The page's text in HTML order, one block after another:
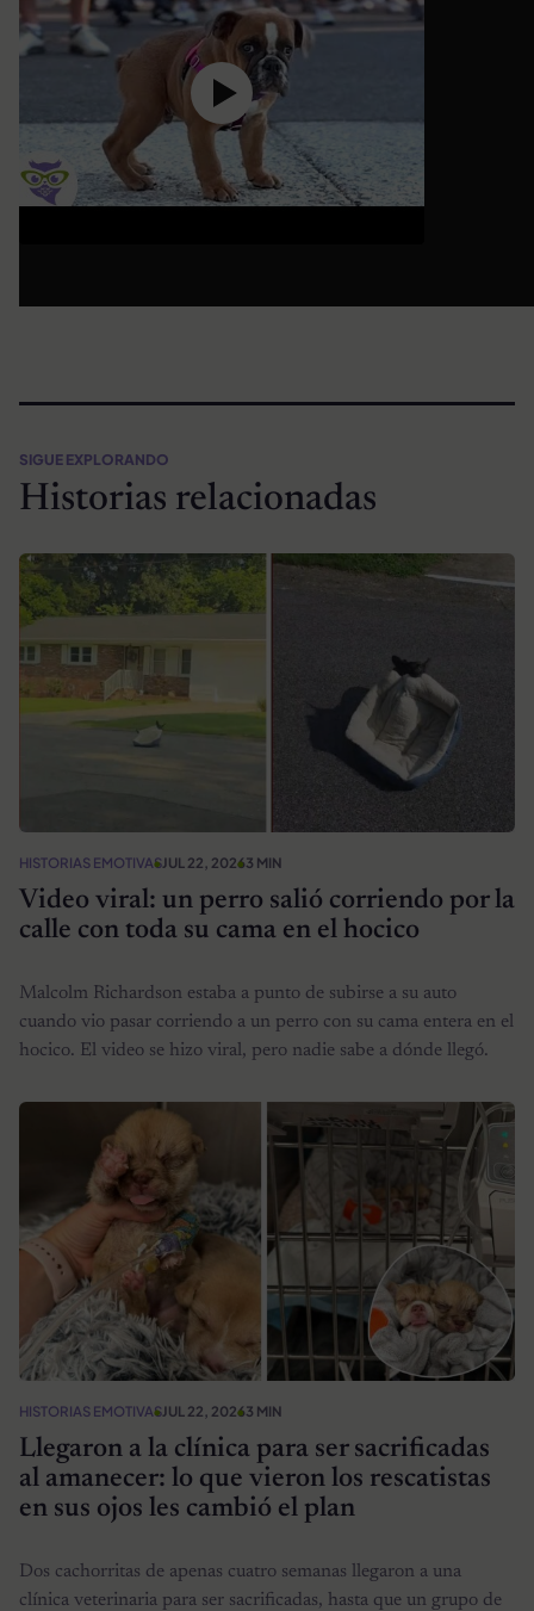
SIGUE EXPLORANDO
Historias relacionadas
HISTORIAS EMOTIVASJUL 22, 20263 MIN
Video viral: un perro salió corriendo por la
calle con toda su cama en el hocico
Malcolm Richardson estaba a punto de subirse a su auto
cuando vio pasar corriendo a un perro con su cama entera en el
hocico. El video se hizo viral, pero nadie sabe a dónde llegó.
HISTORIAS EMOTIVASJUL 22, 20263 MIN
Llegaron a la clínica para ser sacrificadas
al amanecer: lo que vieron los rescatistas
en sus ojos les cambió el plan
Dos cachorritas de apenas cuatro semanas llegaron a una
clínica veterinaria para ser sacrificadas, hasta que un grupo de